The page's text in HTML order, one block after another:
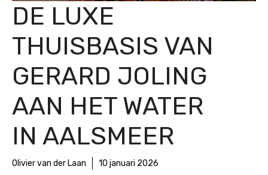
DE LUXE
THUISBASIS VAN
GERARD JOLING
AAN HET WATER
IN AALSMEER
Olivier van der Laan 10 januari 2026